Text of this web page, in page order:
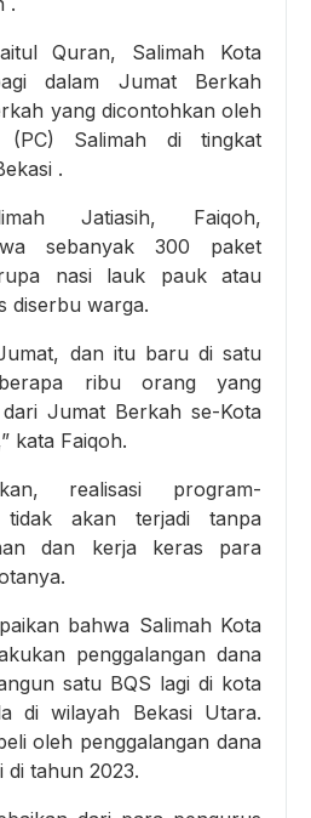
Quran, Salimah Kota
dalam Jumat Berkah
yang dicontohkan oleh
(PC) Salimah di tingkat
.
Jatiasih, Faiqoh,
sebanyak 300 paket
nasi lauk pauk atau
diserbu warga.
dan itu baru di satu
ribu orang yang
Jumat Berkah se-Kota
kata Faiqoh.
realisasi program-
tidak akan terjadi tanpa
dan kerja keras para
bahwa Salimah Kota
penggalangan dana
satu BQS lagi di kota
di wilayah Bekasi Utara.
oleh penggalangan dana
di tahun 2023.